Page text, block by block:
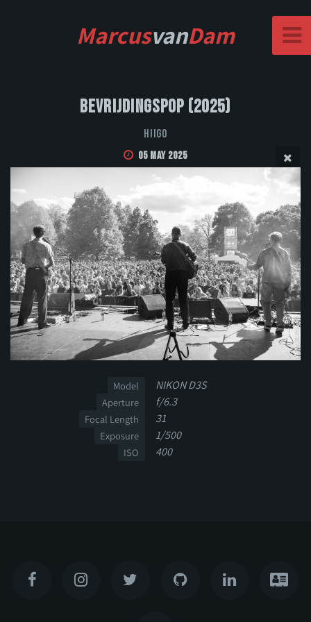
MarcusvanDam
Bevrijdingspop (2025)
Hiigo
05 May 2025
Model NIKON D3S
Aperture f/6.3
Focal Length 31
Exposure 1/500
ISO 400